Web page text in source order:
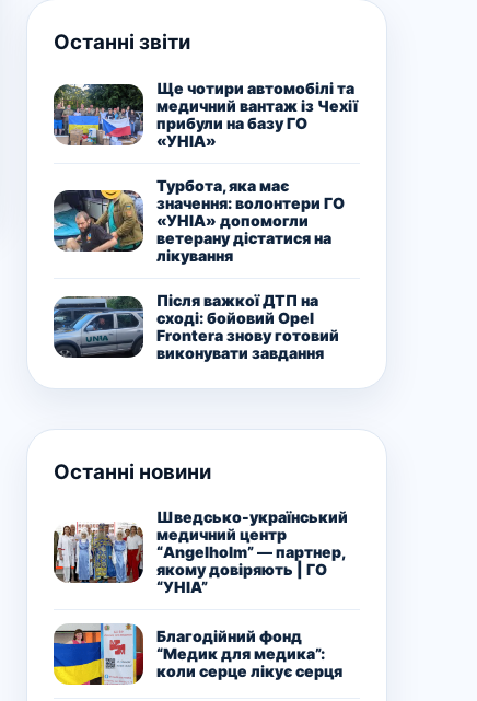
Останні звіти
Ще чотири автомобілі та
медичний вантаж із Чехії
прибули на базу ГО
«УНІА»
Турбота, яка має
значення: волонтери ГО
«УНІА» допомогли
ветерану дістатися на
лікування
Після важкої ДТП на
сході: бойовий Opel
Frontera знову готовий
виконувати завдання
Останні новини
Шведсько-український
медичний центр
“Angelholm” — партнер,
якому довіряють | ГО
“УНІА”
Благодійний фонд
“Медик для медика”:
коли серце лікує серця